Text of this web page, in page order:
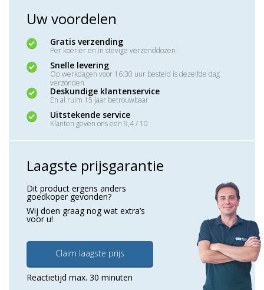
Uw voordelen
Gratis verzending
Per koerier en in stevige verzenddozen
Snelle levering
Op werkdagen voor 16:30 uur besteld is dezelfde dag
verzonden
Deskundige klantenservice
En al ruim 15 jaar betrouwbaar
Uitstekende service
Klanten geven ons een 9,4 / 10
Laagste prijsgarantie
Dit product ergens anders
goedkoper gevonden?
Wij doen graag nog wat extra’s
voor u!
Claim laagste prijs
Reactietijd max. 30 minuten